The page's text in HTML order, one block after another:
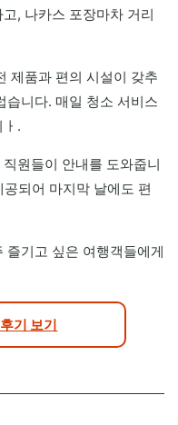
, 나카스 포장마차 거리
제품과 편의 시설이 갖추
습니다. 매일 청소 서비스
.
원들이 안내를 도와줍니
되어 마지막 날에도 편
즐기고 싶은 여행객들에게
기 보기